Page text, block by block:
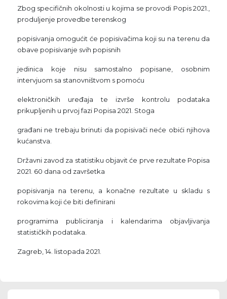
Zbog specifičnih okolnosti u kojima se provodi Popis 2021.,
produljenje provedbe terenskog
popisivanja omogućit će popisivačima koji su na terenu da
obave popisivanje svih popisnih
jedinica koje nisu samostalno popisane, osobnim
intervjuom sa stanovništvom s pomoću
elektroničkih uređaja te izvrše kontrolu podataka
prikupljenih u prvoj fazi Popisa 2021. Stoga
građani ne trebaju brinuti da popisivači neće obići njihova
kućanstva.
Državni zavod za statistiku objavit će prve rezultate Popisa
2021. 60 dana od završetka
popisivanja na terenu, a konačne rezultate u skladu s
rokovima koji će biti definirani
programima publiciranja i kalendarima objavljivanja
statističkih podataka.
Zagreb, 14. listopada 2021.